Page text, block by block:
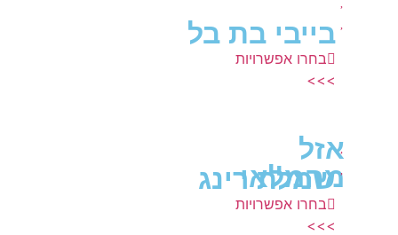
בייבי בת בל
בחרו אפשרויות
>>>
שמלת רינג
בחרו אפשרויות
>>>
אזל
מהמלאי